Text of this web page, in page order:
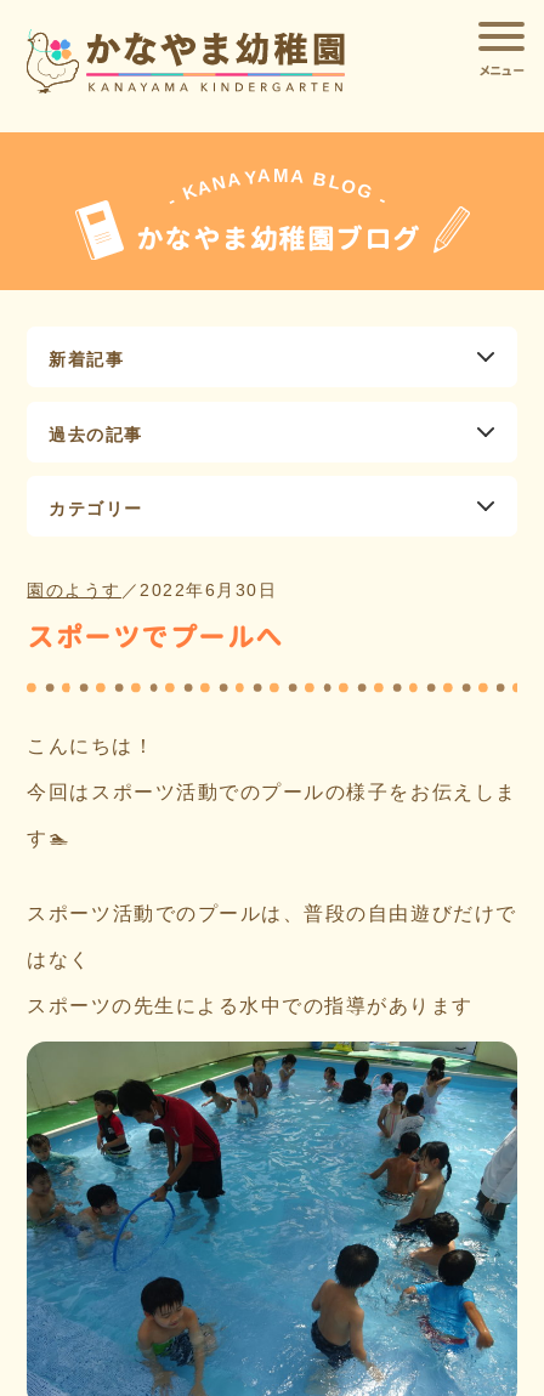
メニュー
- KANAYA MA BLOG -
かなやま幼稚園ブログ
新着記事
過去の記事
カテゴリー
園のようす ／ 2022年6月30日
スポーツでプールへ
こんにちは！
今回はスポーツ活動でのプールの様子をお伝えしま
す🏊
スポーツ活動でのプールは、普段の自由遊びだけで
はなく
スポーツの先生による水中での指導があります